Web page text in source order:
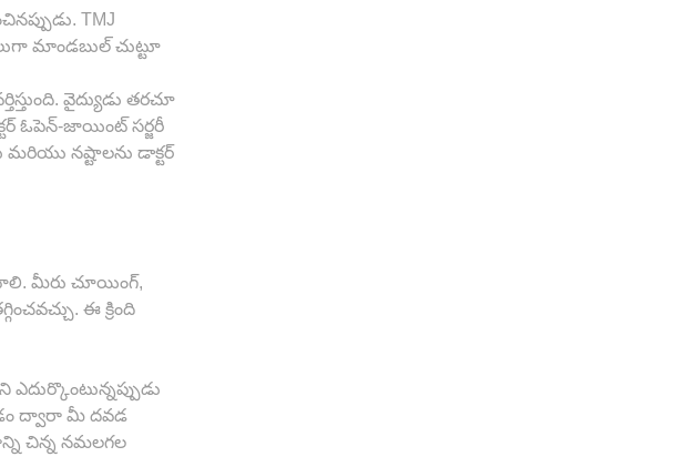
TMJ
మాండబుల్ చుట్టూ
వైద్యుడు తరచూ
ఓపెన్-జాయింట్ సర్జరీ
మరియు నష్టాలను డాక్టర్
మీరు చూయింగ్,
ఈ క్రింది
ఎదుర్కొంటున్నప్పుడు
ద్వారా మీ దవడ
చిన్న నమలగల